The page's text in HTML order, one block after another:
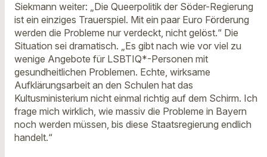
Siekmann weiter: „Die Queerpolitik der Söder-Regierung
ist ein einziges Trauerspiel. Mit ein paar Euro Förderung
werden die Probleme nur verdeckt, nicht gelöst.“ Die
Situation sei dramatisch. „Es gibt nach wie vor viel zu
wenige Angebote für LSBTIQ*-Personen mit
gesundheitlichen Problemen. Echte, wirksame
Aufklärungsarbeit an den Schulen hat das
Kultusministerium nicht einmal richtig auf dem Schirm. Ich
frage mich wirklich, wie massiv die Probleme in Bayern
noch werden müssen, bis diese Staatsregierung endlich
handelt.“